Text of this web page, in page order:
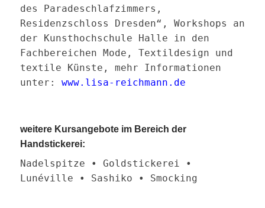
des Paradeschlafzimmers,
Residenzschloss Dresden“, Workshops an
der Kunsthochschule Halle in den
Fachbereichen Mode, Textildesign und
textile Künste, mehr Informationen
unter: www.lisa-reichmann.de
weitere Kursangebote im Bereich der
Handstickerei:
Nadelspitze • Goldstickerei •
Lunéville • Sashiko • Smocking